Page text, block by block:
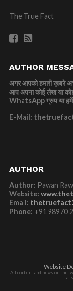
The True Fact
AUTHOR
अगर आपको हमारी ख़बरे
आप अपना कोई लेख या
WhatsApp ग्रुप या
E-Mail:
AUTHOR
Author: Pawan
Website:
Email:
Phone: +91 98970
Website
All content and news on this